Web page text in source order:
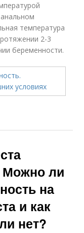
температура
2-3
беременности.
Можно ли
на
и как
нет?